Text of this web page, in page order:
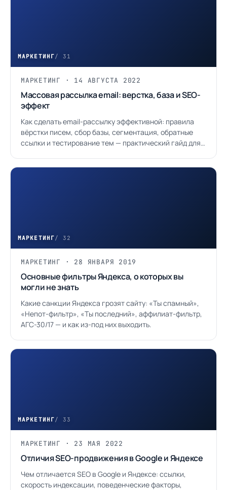
МАРКЕТИНГ/ 31
МАРКЕТИНГ · 14 АВГУСТА 2022
Массовая рассылка email: верстка, база и SEO-
эффект
Как сделать email-рассылку эффективной: правила
вёрстки писем, сбор базы, сегментация, обратные
ссылки и тестирование тем — практический гайд для
МАРКЕТИНГ/ 32
МАРКЕТИНГ · 28 ЯНВАРЯ 2019
Основные фильтры Яндекса, о которых вы
могли не знать
Какие санкции Яндекса грозят сайту: «Ты спамный»,
«Непот-фильтр», «Ты последний», аффилиат-фильтр,
АГС-30/17 — и как из-под них выходить.
МАРКЕТИНГ/ 33
МАРКЕТИНГ · 23 МАЯ 2022
Отличия SEO-продвижения в Google и Яндексе
Чем отличается SEO в Google и Яндексе: ссылки,
скорость индексации, поведенческие факторы,